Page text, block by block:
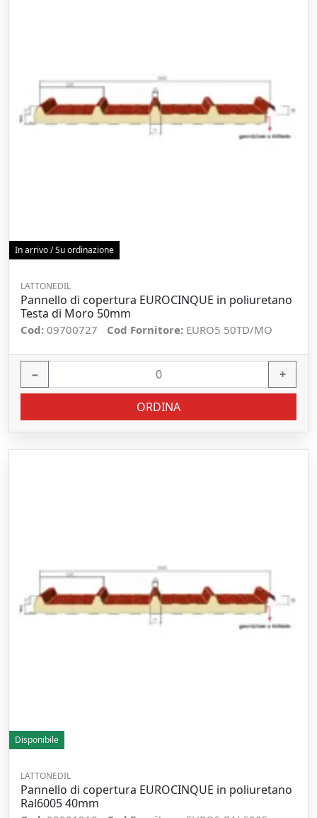
In arrivo / Su ordinazione
LATTONEDIL
Pannello di copertura EUROCINQUE in poliuretano
Testa di Moro 50mm
Cod: 09700727 Cod Fornitore: EURO5 50TD/MO
− +
ORDINA
Disponibile
LATTONEDIL
Pannello di copertura EUROCINQUE in poliuretano
Ral6005 40mm